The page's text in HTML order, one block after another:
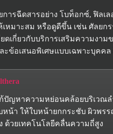
ฉีดสารอย่าง โบท็อกซ์, ฟิลเลอ
หมาะสม หรือดูดีขึ้น เช่น ศัลย
ดเกี่ยวกับบริการเสริมความงาม
อเสนอพิเศษแบบเฉพาะบุคคล
ปัญหาความหย่อนคล้อยบริเวณล
หน้า ให้ใบหน้ายกกระชับ ผิวพร
ด้วยเทคโนโลยีคลื่นความถี่สูง